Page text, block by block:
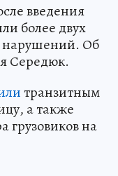
введения
более двух
нарушений. Об
Середюк.
транзитным
а также
грузовиков на